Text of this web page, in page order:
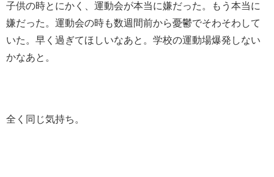
子供の時とにかく、運動会が本当に嫌だった。もう本当に
嫌だった。運動会の時も数週間前から憂鬱でそわそわして
いた。早く過ぎてほしいなあと。学校の運動場爆発しない
かなあと。
全く同じ気持ち。